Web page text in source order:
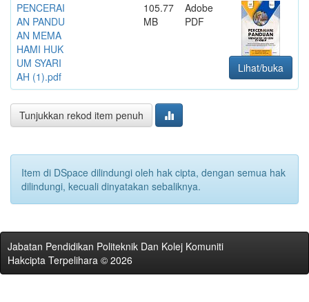
PENCERAI
AN PANDU
AN MEMA
HAMI HUK
UM SYARI
AH (1).pdf
105.77
MB
Adobe
PDF
Lihat/buka
Tunjukkan rekod item penuh
Item di DSpace dilindungi oleh hak cipta, dengan semua hak
dilindungi, kecuali dinyatakan sebaliknya.
Jabatan Pendidikan Politeknik Dan Kolej Komuniti
Hakcipta Terpelihara © 2026